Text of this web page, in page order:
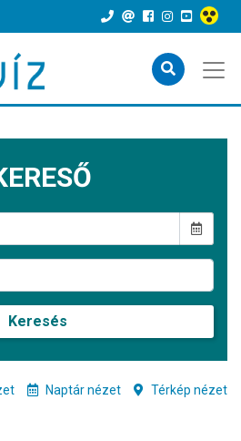
Keresés
Naptár nézet Térkép nézet